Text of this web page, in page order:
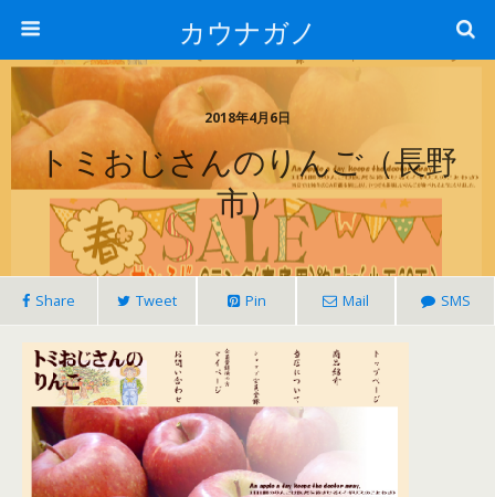
カウナガノ
2018年4月6日
トミおじさんのりんご（長野
市）
Share Tweet Pin Mail SMS